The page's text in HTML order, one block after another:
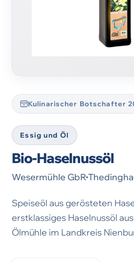
Kulinarischer Botschafter
Essig und Öl
Bio-Haselnussöl
Wesermühle GbR
Speiseöl aus gerösteten
erstklassiges Haselnussöl
Ölmühle im Landkreis